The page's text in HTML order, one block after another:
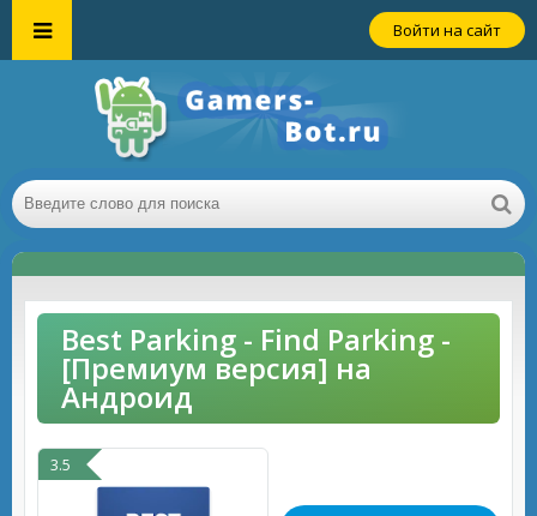
Войти на сайт
Best Parking - Find Parking -
[Премиум версия] на
Андроид
3.5